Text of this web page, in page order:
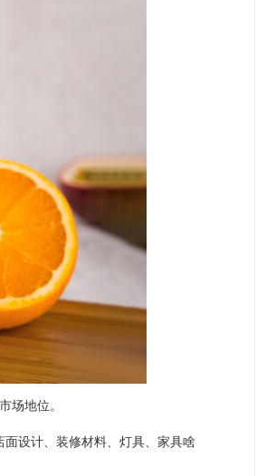
场地位。
设计、装修材料、灯具、家具啥